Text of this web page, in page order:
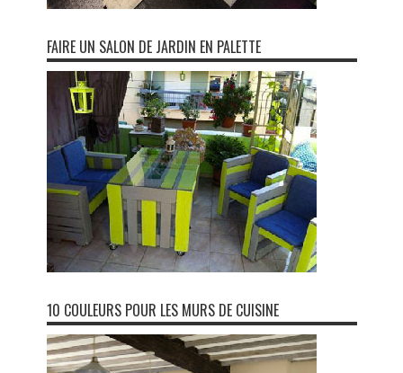
FAIRE UN SALON DE JARDIN EN PALETTE
10 COULEURS POUR LES MURS DE CUISINE